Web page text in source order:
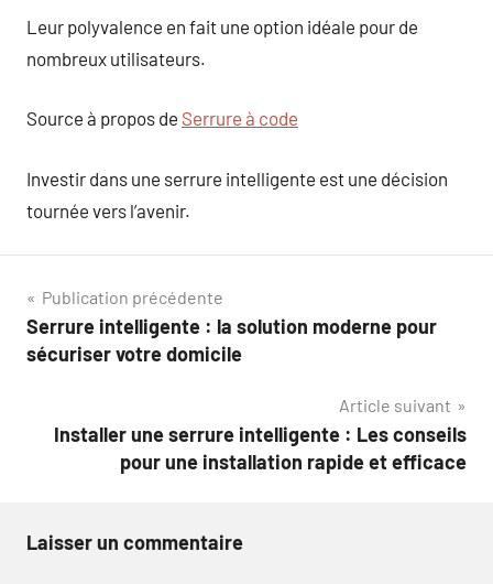
Leur polyvalence en fait une option idéale pour de
nombreux utilisateurs.
Source à propos de Serrure à code
Investir dans une serrure intelligente est une décision
tournée vers l’avenir.
Navigation
de
Publication précédente
Serrure intelligente : la solution moderne pour
sécuriser votre domicile
Article suivant
Installer une serrure intelligente : Les conseils
pour une installation rapide et efficace
Laisser un commentaire